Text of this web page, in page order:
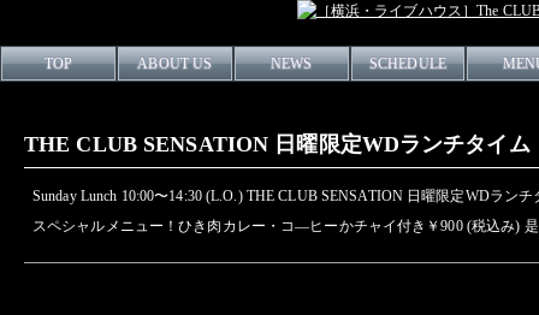
TOP ABOUT US NEWS SCHEDULE
THE CLUB SENSATION 日曜限定WDランチタイム
Sunday Lunch 10:00〜14:30 (L.O.) THE CLUB SENSATION 日曜限定WDラン
スペシャルメニュー！ひき肉カレー・コ—ヒーかチャイ付き￥900 (税込み)